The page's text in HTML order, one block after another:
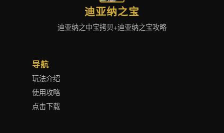
迪亚纳之宝
迪亚纳之中宝拷贝+迪亚纳之宝攻略
导航
玩法介绍
使用攻略
点击下载